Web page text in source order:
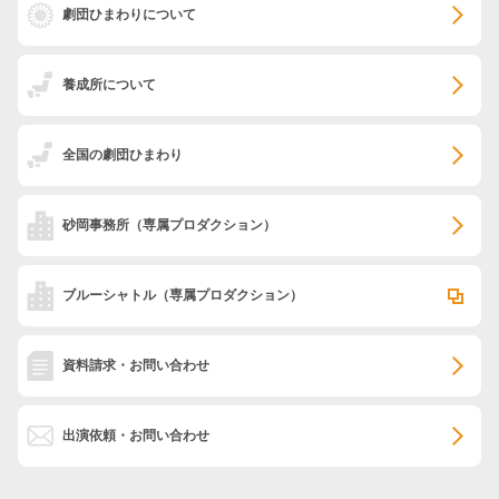
劇団ひまわりについて
養成所について
全国の劇団ひまわり
砂岡事務所 （専属プロダクション）
ブルーシャトル（専属プロダクション）
資料請求・お問い合わせ
出演依頼・お問い合わせ